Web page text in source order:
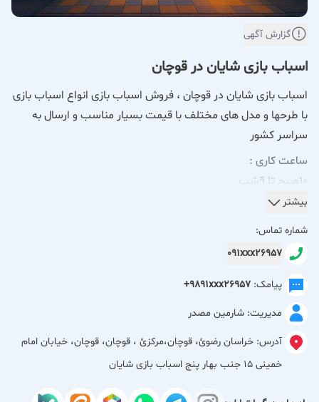
گزارش آگهی
اسباب بازی شایان در قوچان
اسباب بازی شایان در قوچان ، فروش اسباب بازی انواع اسباب بازی
با طرحها و مدل های مختلف با قیمت بسیار مناسب و ارسال به
سراسر کشور
ساعت کاری :
10صبح تا 9شب
بیشتر
شماره تماس:
091xxx26957
پیامک: +9891xxx26957
مدیریت: شارمین مصدر
آدرس: خراسان رضوئ، قوچان،مركزئ ، قوچان، قوچان، خیابان امام
خمینی 15 جنب بهار پنج اسباب بازی شایان